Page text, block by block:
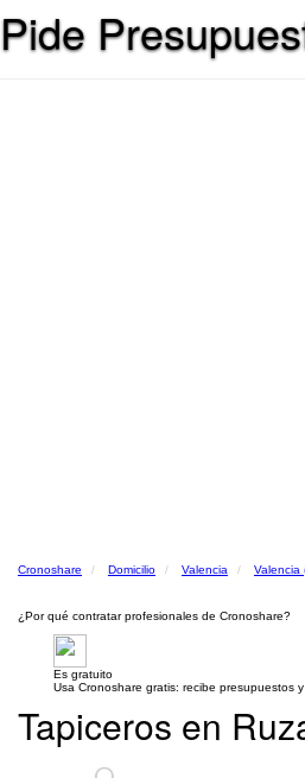
Pide
Cronoshare Domicilio Valencia Valencia
¿Por qué contratar profesionales de Cronoshare?
Es gratuito
Usa Cronoshare gratis: recibe presupuestos
Tapiceros en